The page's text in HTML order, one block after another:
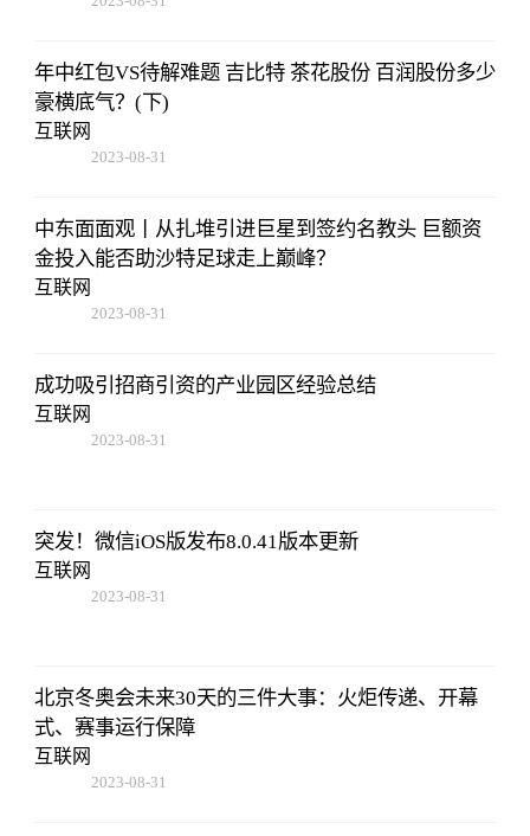
年中红包VS待解难题 吉比特 茶花股份 百润股份多少
豪横底气？(下)
互联网
2023-08-31
中东面面观丨从扎堆引进巨星到签约名教头 巨额资
金投入能否助沙特足球走上巅峰？
互联网
2023-08-31
成功吸引招商引资的产业园区经验总结
互联网
2023-08-31
突发！微信iOS版发布8.0.41版本更新
互联网
2023-08-31
北京冬奥会未来30天的三件大事：火炬传递、开幕
式、赛事运行保障
互联网
2023-08-31